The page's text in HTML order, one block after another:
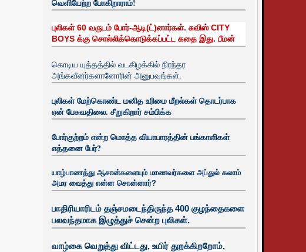
வெளியேற்ற போகிறாராம்!
புலிகள் 60 வருடம் போர்-ஆடி(ட்)னார்கள். சுவிஸ் CITY
BOYS க்கு சொல்லிக்கொடுக்கப்பட்ட கதை இது. பீமன்
கொடிய யுத்தத்தில் வடகிழக்கில் நிரந்தர
அங்கவீனர்களானோரின் அனுபவங்கள்.
புலிகள் மேற்கொண்ட மனித உரிமை மீறல்கள் தொடர்பாக
ஏன் பேசுவதிலை. சீறுகிறார் சம்பிக்க
போர்குற்றம் என்ற மொத்த வியாபாரத்தின் பங்காளிகள்
எத்தனை பேர்?
யாழ்பாணத்து ஆசான்களையும் மாணவர்களை அப்துல் கலாம்
அமர வைத்து என்ன சொன்னார்?
பாதிரியாரிடம் தஞ்சமடைந்திருந்த 400 குழந்தைகளை
பலவந்தமாக இழுத்துச் சென்ற புலிகள்.
வாழ்கை வெறுத்து விட்டது, உயிர் துறக்கிறறோம்,